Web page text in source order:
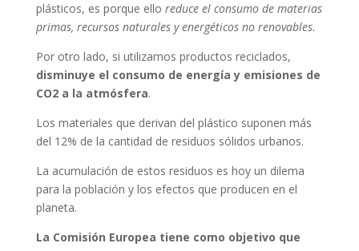
plásticos, es porque ello reduce el consumo de materias
primas, recursos naturales y energéticos no renovables.
Por otro lado, si utilizamos productos reciclados,
disminuye el consumo de energía y emisiones de
CO2 a la atmósfera.
Los materiales que derivan del plástico suponen más
del 12% de la cantidad de residuos sólidos urbanos.
La acumulación de estos residuos es hoy un dilema
para la población y los efectos que producen en el
planeta.
La Comisión Europea tiene como objetivo que